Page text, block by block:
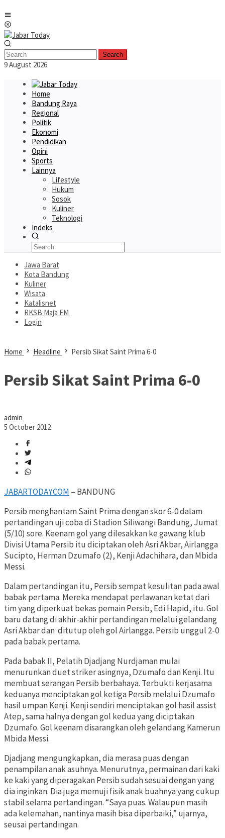
to
content
Search
9 August 2026
Home
Bandung Raya
Regional
Politik
Ekonomi
Pendidikan
Opini
Sports
Lainnya
Lifestyle
Hukum
Sosok
Kuliner
Teknologi
Indeks
Jawa Barat
Kota Bandung
Kuliner
Wisata
Katalisnet
RKSB Maja FM
Login
Home Headline Persib Sikat Saint Prima 6-0
Persib Sikat Saint Prima 6-0
admin
5 October 2012
JABARTODAY.COM – BANDUNG
Persib menghantam Saint Prima dengan skor 6-0 dalam
pertandingan uji coba di Stadion Siliwangi Bandung, Jumat
(5/10) sore. Keenam gol yang dilesakkan ke gawang klub
Divisi Utama Persib itu diciptakan oleh Asri Akbar, Airlangga
Sucipto, Herman Dzumafo (2), Kenji Adachihara, dan Mbida
Messi.
Dalam pertandingan itu, Persib sempat kesulitan pada awal
babak pertama. Mereka mendapat perlawanan ketat dari
tim yang diperkuat bekas pemain Persib, Edi Hapid, itu. Gol
baru datang di akhir-akhir pertandingan melalui gelandang
Asri Akbar dan ditutup oleh gol Airlangga. Persib unggul 2-0
pada babak pertama.
Pada babak II, Pelatih Djadjang Nurdjaman mulai
menurunkan duet striker asingnya, Dzumafo dan Kenji. Itu
membuat serangan Persib berbahaya. Terbukti kerjasama
keduanya menciptakan gol ketiga Persib melalui Dzumafo
hasil umpan Kenji. Kenji sendiri menciptakan gol hasil assist
Atep, sama halnya dengan gol kedua yang diciptakan
Dzumafo. Gol keenam disarangkan oleh gelandang Kamerun
Mbida Messi.
Djadjang mengungkapkan, dia merasa puas dengan
penampilan anak asuhnya. Menurutnya, permainan dari kaki
ke kaki yang diperagakan Persib sudah sesuai dengan yang
dia inginkan. Dia juga memuji fisik anak buahnya yang cukup
stabil selama pertandingan. “Saya puas. Walaupun masih
ada kelemahan, nantinya masih bisa diperbaiki,” ujarnya,
seusai pertandingan.